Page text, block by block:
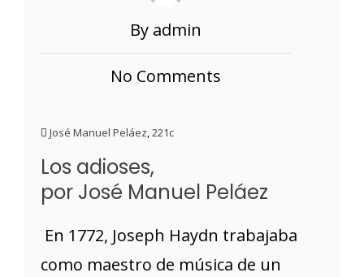
By admin
No Comments
José Manuel Peláez,221c
Los adioses,
por José Manuel Peláez
En 1772, Joseph Haydn trabajaba
como maestro de música de un